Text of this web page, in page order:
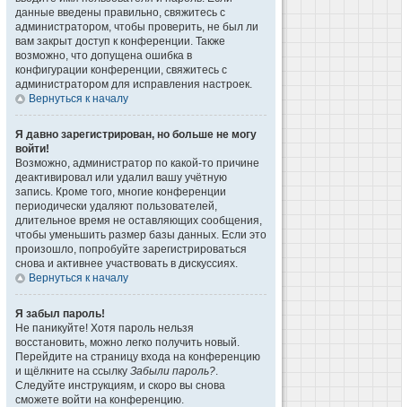
данные введены правильно, свяжитесь с
администратором, чтобы проверить, не был ли
вам закрыт доступ к конференции. Также
возможно, что допущена ошибка в
конфигурации конференции, свяжитесь с
администратором для исправления настроек.
Вернуться к началу
Я давно зарегистрирован, но больше не могу
войти!
Возможно, администратор по какой-то причине
деактивировал или удалил вашу учётную
запись. Кроме того, многие конференции
периодически удаляют пользователей,
длительное время не оставляющих сообщения,
чтобы уменьшить размер базы данных. Если это
произошло, попробуйте зарегистрироваться
снова и активнее участвовать в дискуссиях.
Вернуться к началу
Я забыл пароль!
Не паникуйте! Хотя пароль нельзя
восстановить, можно легко получить новый.
Перейдите на страницу входа на конференцию
и щёлкните на ссылку Забыли пароль?.
Следуйте инструкциям, и скоро вы снова
сможете войти на конференцию.